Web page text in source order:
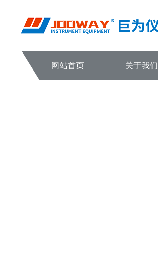
网站首页 关于我们